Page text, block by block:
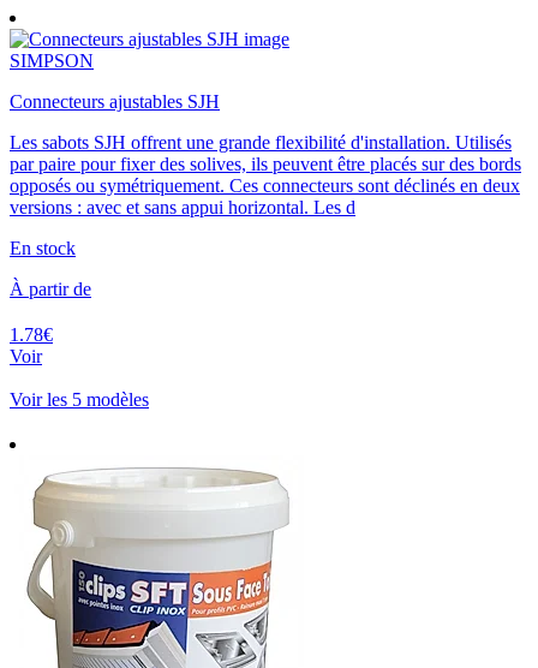
SIMPSON
Connecteurs ajustables SJH
Les sabots SJH offrent une grande flexibilité d'installation. Utilisés
par paire pour fixer des solives, ils peuvent être placés sur des bords
opposés ou symétriquement. Ces connecteurs sont déclinés en deux
versions : avec et sans appui horizontal. Les d
En stock
À partir de
1.78€
Voir
Voir les 5 modèles